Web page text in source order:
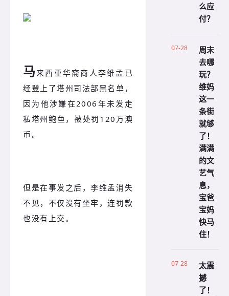
马来西亚华裔商人李维孟已
经登上了塔州司法部黑名单，
因为他涉嫌在2006年未发走
私塔州鲍鱼，被处罚120万澳
币。
但是在事发之后，李维孟消失
不见，不仅没有坐牢，连罚款
也没有上交。
么应
付？
07-28
周末
去哪
玩？
维妈
这一
条街
就够
了！
满满
的文
艺气
息，
宝爸
宝妈
快马
住！
07-28
太震
撼
了！